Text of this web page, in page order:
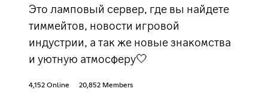
Это ламповый сервер, где вы найдете
тиммейтов, новости игровой
индустрии, а так же новые знакомства
и уютную атмосферу🤍
4,152 Online 20,852 Members